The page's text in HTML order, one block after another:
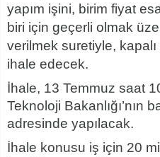
yapım işini, birim fiyat
biri için geçerli olmak
verilmek suretiyle,
ihale edecek.
İhale, 13 Temmuz saat
Teknoloji Bakanlığı’nın
adresinde yapılacak.
İhale konusu iş için 20